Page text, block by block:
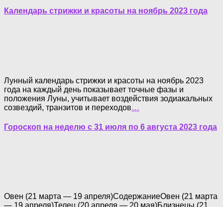
Календарь стрижки и красоты на ноябрь 2023 года
Лунный календарь стрижки и красоты на ноябрь 2023
года на каждый день показывает точные фазы и
положения Луны, учитывает воздействия зодиакальных
созвездий, транзитов и переходов…
Гороскоп на неделю с 31 июля по 6 августа 2023 года
Овен (21 марта — 19 апреля)СодержаниеОвен (21 марта
— 19 апреля)Телец (20 апреля — 20 мая)Близнецы (21